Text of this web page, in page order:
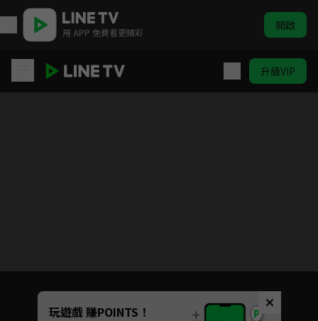
用 APP 免費看更精彩 開啟
升級VIP
Unmute
如有不便請見諒
玩遊戲 賺POINTS！